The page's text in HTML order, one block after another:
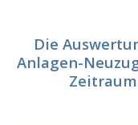
Die
Anlagen-